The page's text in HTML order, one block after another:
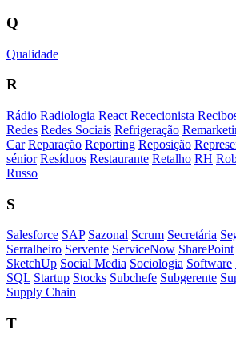
Q
Qualidade
R
Rádio Radiologia React Rececionista
Redes Redes Sociais Refrigeração
Car Reparação Reporting Reposição
sénior Resíduos Restaurante Retalho RH
Russo
S
Salesforce SAP Sazonal Scrum Secretária
Serralheiro Servente ServiceNow SharePoint
SketchUp Social Media Sociologia Software
SQL Startup Stocks Subchefe Subgerente
Supply Chain
T